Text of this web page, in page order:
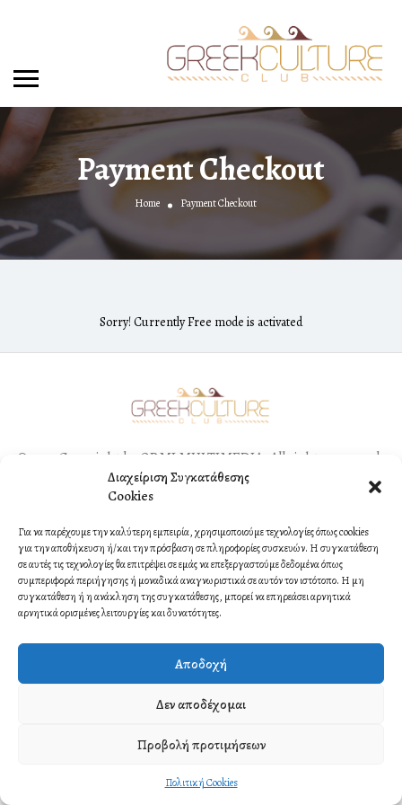
Διαχείριση Συγκατάθεσης
Cookies
Για να παρέχουμε την καλύτερη εμπειρία, χρησιμοποιούμε τεχνολογίες όπως cookies
για την αποθήκευση ή/και την πρόσβαση σε πληροφορίες συσκευών. Η συγκατάθεση
σε αυτές τις τεχνολογίες θα επιτρέψει σε εμάς να επεξεργαστούμε δεδομένα όπως
συμπεριφορά περιήγησης ή μοναδικά αναγνωριστικά σε αυτόν τον ιστότοπο. Η μη
συγκατάθεση ή η ανάκληση της συγκατάθεσης, μπορεί να επηρεάσει αρνητικά
αρνητικά ορισμένες λειτουργίες και δυνατότητες.
Αποδοχή
Δεν αποδέχομαι
Προβολή προτιμήσεων
Πολιτική Cookies
Payment Checkout
Home Payment Checkout
Sorry! Currently Free mode is activated
©2021 Copyright by ORMI MULTIMEDIA. All rights reserved.
Contact